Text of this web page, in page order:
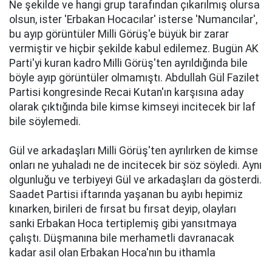
Ne şekilde ve hangi grup tarafından çıkarılmış olursa
olsun, ister 'Erbakan Hocacılar' isterse 'Numancılar',
bu ayıp görüntüler Milli Görüş'e büyük bir zarar
vermiştir ve hiçbir şekilde kabul edilemez. Bugün AK
Parti'yi kuran kadro Milli Görüş'ten ayrıldığında bile
böyle ayıp görüntüler olmamıştı. Abdullah Gül Fazilet
Partisi kongresinde Recai Kutan'ın karşısına aday
olarak çıktığında bile kimse kimseyi incitecek bir laf
bile söylemedi.
Gül ve arkadaşları Milli Görüş'ten ayrılırken de kimse
onları ne yuhaladı ne de incitecek bir söz söyledi. Aynı
olgunluğu ve terbiyeyi Gül ve arkadaşları da gösterdi.
Saadet Partisi iftarında yaşanan bu ayıbı hepimiz
kınarken, birileri de fırsat bu fırsat deyip, olayları
sanki Erbakan Hoca tertiplemiş gibi yansıtmaya
çalıştı. Düşmanına bile merhametli davranacak
kadar asil olan Erbakan Hoca'nın bu ithamla